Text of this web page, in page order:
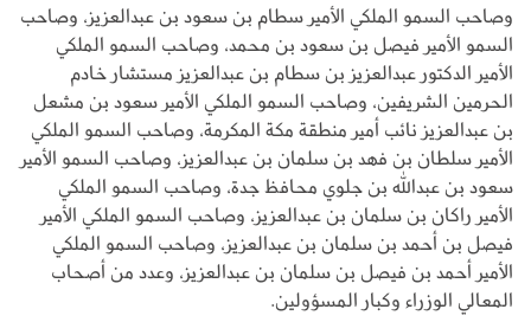
وصاحب السمو الملكي الأمير سطام بن سعود بن عبدالعزيز، وصاحب
السمو الأمير فيصل بن سعود بن محمد، وصاحب السمو الملكي
الأمير الدكتور عبدالعزيز بن سطام بن عبدالعزيز مستشار خادم
الحرمين الشريفين، وصاحب السمو الملكي الأمير سعود بن مشعل
بن عبدالعزيز نائب أمير منطقة مكة المكرمة، وصاحب السمو الملكي
الأمير سلطان بن فهد بن سلمان بن عبدالعزيز، وصاحب السمو الأمير
سعود بن عبدالله بن جلوي محافظ جدة، وصاحب السمو الملكي
الأمير راكان بن سلمان بن عبدالعزيز، وصاحب السمو الملكي الأمير
فيصل بن أحمد بن سلمان بن عبدالعزيز، وصاحب السمو الملكي
الأمير أحمد بن فيصل بن سلمان بن عبدالعزيز، وعدد من أصحاب
المعالي الوزراء وكبار المسؤولين.